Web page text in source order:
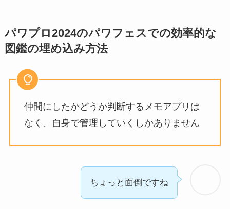
パワプロ2024のパワフェスでの効率的な
図鑑の埋め込み方法
仲間にしたかどうか判断するメモアプリは
なく、自身で管理していくしかありません
ちょっと面倒ですね